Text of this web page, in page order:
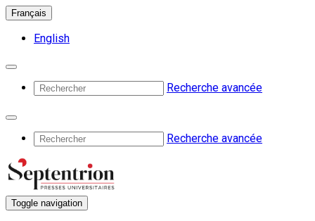
Français
English
Recherche avancée
Recherche avancée
Toggle navigation